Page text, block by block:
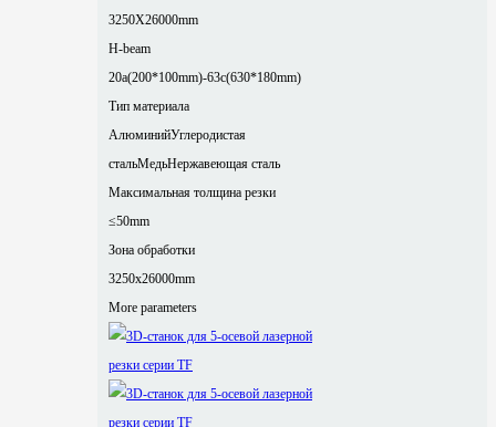
3250X26000mm
H-beam
20a(200*100mm)-63c(630*180mm)
Тип материала
АлюминийУглеродистая
стальМедьНержавеющая сталь
Максимальная толщина резки
≤50mm
Зона обработки
3250x26000mm
More parameters